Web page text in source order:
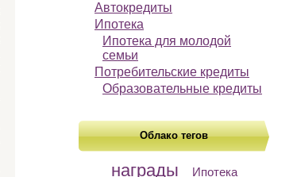
Автокредиты
Ипотека
Ипотека для молодой
семьи
Потребительские кредиты
Образовательные кредиты
Облако тегов
награды Ипотека